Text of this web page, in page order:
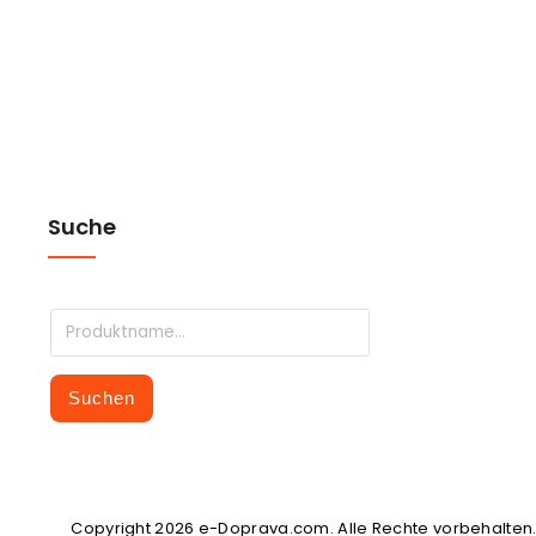
Suche
Suchen
Copyright 2026 e-Doprava.com. Alle Rechte vorbehalten.